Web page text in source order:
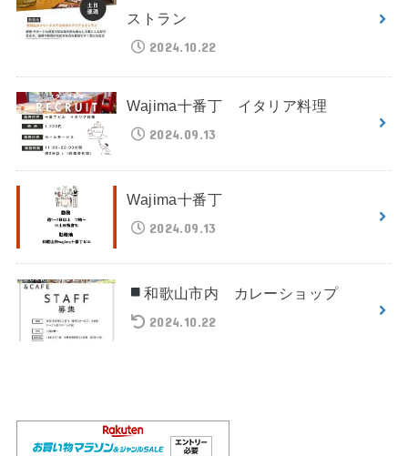
ストラン
2024.10.22
Wajima十番丁 イタリア料理
2024.09.13
Wajima十番丁
2024.09.13
和歌山市内 カレーショップ
2024.10.22